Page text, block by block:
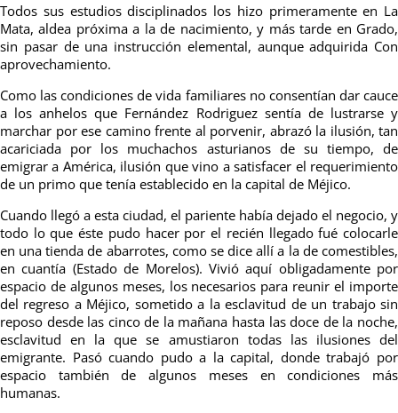
Todos sus estudios disciplinados los hizo primeramente en La
Mata, aldea próxima a la de nacimiento, y más tarde en Grado,
sin pasar de una instrucción elemental, aunque adquirida Con
aprovechamiento.
Como las condiciones de vida familiares no consentían dar cauce
a los anhelos que Fernández Rodriguez sentía de lustrarse y
marchar por ese camino frente al porvenir, abrazó la ilusión, tan
acariciada por los muchachos asturianos de su tiempo, de
emigrar a América, ilusión que vino a satisfacer el requerimiento
de un primo que tenía establecido en la capital de Méjico.
Cuando llegó a esta ciudad, el pariente había dejado el negocio, y
todo lo que éste pudo hacer por el recién llegado fué colocarle
en una tienda de abarrotes, como se dice allí a la de comestibles,
en cuantía (Estado de Morelos). Vivió aquí obligadamente por
espacio de algunos meses, los necesarios para reunir el importe
del regreso a Méjico, sometido a la esclavitud de un trabajo sin
reposo desde las cinco de la mañana hasta las doce de la noche,
esclavitud en la que se amustiaron todas las ilusiones del
emigrante. Pasó cuando pudo a la capital, donde trabajó por
espacio también de algunos meses en condiciones más
humanas.